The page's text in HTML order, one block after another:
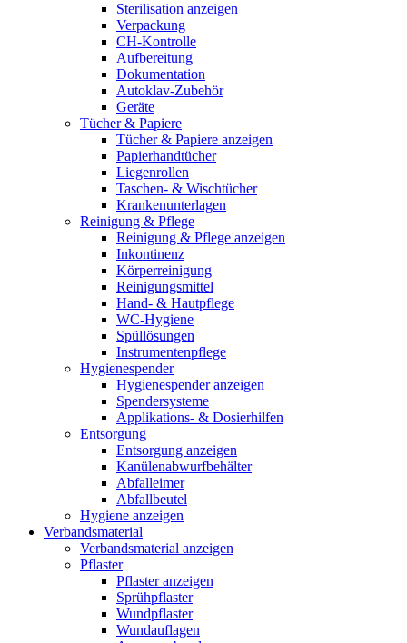
Sterilisation anzeigen
Verpackung
CH-Kontrolle
Aufbereitung
Dokumentation
Autoklav-Zubehör
Geräte
Tücher & Papiere
Tücher & Papiere anzeigen
Papierhandtücher
Liegenrollen
Taschen- & Wischtücher
Krankenunterlagen
Reinigung & Pflege
Reinigung & Pflege anzeigen
Inkontinenz
Körperreinigung
Reinigungsmittel
Hand- & Hautpflege
WC-Hygiene
Spüllösungen
Instrumentenpflege
Hygienespender
Hygienespender anzeigen
Spendersysteme
Applikations- & Dosierhilfen
Entsorgung
Entsorgung anzeigen
Kanülenabwurfbehälter
Abfalleimer
Abfallbeutel
Hygiene anzeigen
Verbandsmaterial
Verbandsmaterial anzeigen
Pflaster
Pflaster anzeigen
Sprühpflaster
Wundpflaster
Wundauflagen